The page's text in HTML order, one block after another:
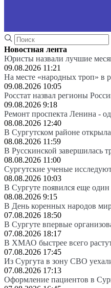
Новостная лента
Юристы назвали лучшие
09.08.2026 11:21
На месте «народных троп» в
09.08.2026 10:05
Росстат назвал регионы
09.08.2026 9:18
Ремонт проспекта Ленина -
08.08.2026 12:40
В Сургутском районе
08.08.2026 11:59
В Русскинской завершилась
08.08.2026 11:00
Сургутские ученые
08.08.2026 10:03
В Сургуте появился еще один
08.08.2026 9:15
В День коренных народов
07.08.2026 18:50
В Сургуте впервые
07.08.2026 18:17
В ХМАО быстрее всего
07.08.2026 17:45
Из Сургута в зону СВО
07.08.2026 17:13
Оформление пациентов в